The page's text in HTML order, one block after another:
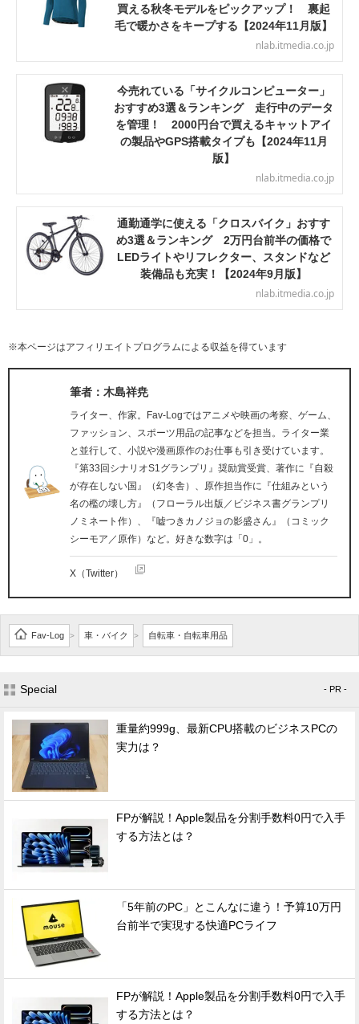
買える秋冬モデルをピックアップ！ 裏起
毛で暖かさをキープする【2024年11月版】
nlab.itmedia.co.jp
今売れている「サイクルコンピューター」
おすすめ3選＆ランキング 走行中のデータ
を管理！ 2000円台で買えるキャットアイ
の製品やGPS搭載タイプも【2024年11月
版】
nlab.itmedia.co.jp
通勤通学に使える「クロスバイク」おすす
め3選＆ランキング 2万円台前半の価格で
LEDライトやリフレクター、スタンドなど
装備品も充実！【2024年9月版】
nlab.itmedia.co.jp
※本ページはアフィリエイトプログラムによる収益を得ています
筆者：木島祥尭
ライター、作家。Fav-Logではアニメや映画の考察、ゲーム、
ファッション、スポーツ用品の記事などを担当。ライター業
と並行して、小説や漫画原作のお仕事も引き受けています。
『第33回シナリオS1グランプリ』奨励賞受賞、著作に『自殺
が存在しない国』（幻冬舎）、原作担当作に『仕組みという
名の檻の壊し方』（フローラル出版／ビジネス書グランプリ
ノミネート作）、『嘘つきカノジョの影盛さん』（コミック
シーモア／原作）など。好きな数字は「0」。
X（Twitter）
Fav-Log > 車・バイク > 自転車・自転車用品
Special - PR -
重量約999g、最新CPU搭載のビジネスPCの
実力は？
FPが解説！Apple製品を分割手数料0円で入手
する方法とは？
「5年前のPC」とこんなに違う！予算10万円
台前半で実現する快適PCライフ
FPが解説！Apple製品を分割手数料0円で入手
する方法とは？